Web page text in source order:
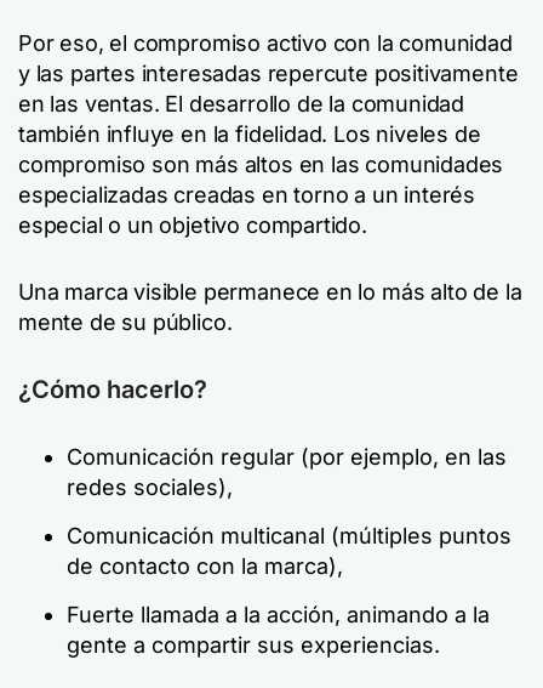
Por eso, el compromiso activo con la comunidad
y las partes interesadas repercute positivamente
en las ventas. El desarrollo de la comunidad
también influye en la fidelidad. Los niveles de
compromiso son más altos en las comunidades
especializadas creadas en torno a un interés
especial o un objetivo compartido.
Una marca visible permanece en lo más alto de la
mente de su público.
¿Cómo hacerlo?
Comunicación regular (por ejemplo, en las
redes sociales),
Comunicación multicanal (múltiples puntos
de contacto con la marca),
Fuerte llamada a la acción, animando a la
gente a compartir sus experiencias.